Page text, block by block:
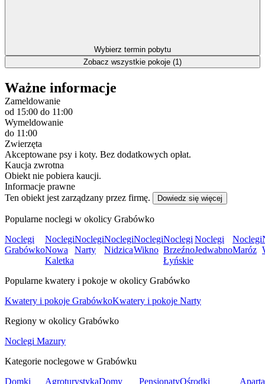
Wybierz termin pobytu
Zobacz wszystkie pokoje (1)
Ważne informacje
Zameldowanie
od 15:00 do 11:00
Wymeldowanie
do 11:00
Zwierzęta
Akceptowane psy i koty. Bez dodatkowych opłat.
Kaucja zwrotna
Obiekt nie pobiera kaucji.
Informacje prawne
Ten obiekt jest zarządzany przez firmę.
Dowiedz się więcej
Popularne noclegi w okolicy Grabówko
Noclegi
Grabówko
Noclegi
Nowa
Kaletka
Noclegi
Narty
Noclegi
Nidzica
Noclegi
Wikno
Noclegi
Brzeźno
Łyńskie
Noclegi
Jedwabno
Noclegi
Maróz
Popularne kwatery i pokoje w okolicy Grabówko
Kwatery i pokoje GrabówkoKwatery i pokoje Narty
Regiony w okolicy Grabówko
Noclegi Mazury
Kategorie noclegowe w Grabówku
Domki
AgroturystykaDomy PensjonatyOśrodki